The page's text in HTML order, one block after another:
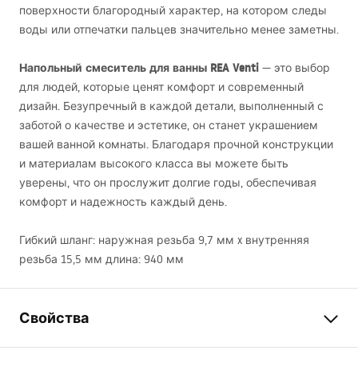
поверхности благородный характер, на котором следы
воды или отпечатки пальцев значительно менее заметны.
Напольный смеситель для ванны REA Venti — это выбор
для людей, которые ценят комфорт и современный
дизайн. Безупречный в каждой детали, выполненный с
заботой о качестве и эстетике, он станет украшением
вашей ванной комнаты. Благодаря прочной конструкции
и материалам высокого класса вы можете быть
уверены, что он прослужит долгие годы, обеспечивая
комфорт и надежность каждый день.
Гибкий шланг: наружная резьба 9,7 мм x внутренняя
резьба 15,5 мм длина: 940 мм
Свойства